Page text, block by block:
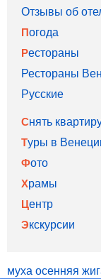
Отзывы об
Погода
Рестораны
Рестораны
Русские
Снять
Туры в
Фото
Храмы
Центр
Экскурсии
муха осенняя